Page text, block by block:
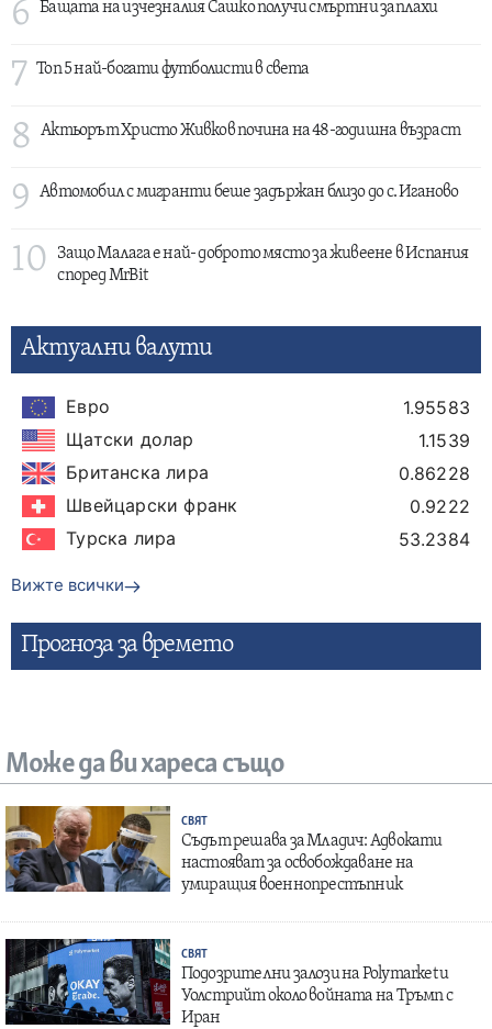
6 Бащата на изчезналия Сашко получи смъртни заплахи
7 Топ 5 най-богати футболисти в света
8 Актьорът Христо Живков почина на 48-годишна възраст
9 Автомобил с мигранти беше задържан близо до с. Иганово
10
Защо Малага е най- доброто място за живеене в Испания
според MrBit
Актуални валути
Евро
1.95583
Щатски долар
1.1539
Британска лира
0.86228
Швейцарски франк
0.9222
Турска лира
53.2384
Вижте всички
Прогнозa за времето
Може да ви хареса също
СВЯТ
Съдът решава за Младич: Адвокати
настояват за освобождаване на
умиращия военнопрестъпник
СВЯТ
Подозрителни залози на Polymarket и
Уолстрийт около войната на Тръмп с
Иран